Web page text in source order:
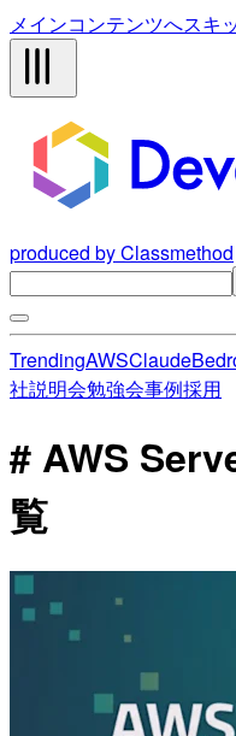
メインコンテンツへスキ
produced by Classmethod
TrendingAWSClaude
社説明会勉強会事例採用
# AWS
覧